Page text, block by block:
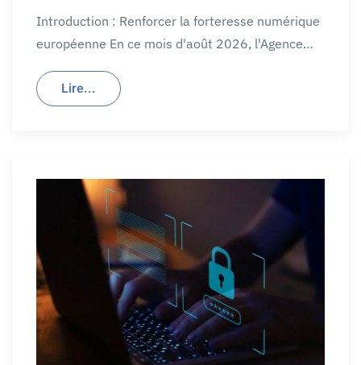
Introduction : Renforcer la forteresse numérique
européenne En ce mois d'août 2026, l'Agence…
Lire...